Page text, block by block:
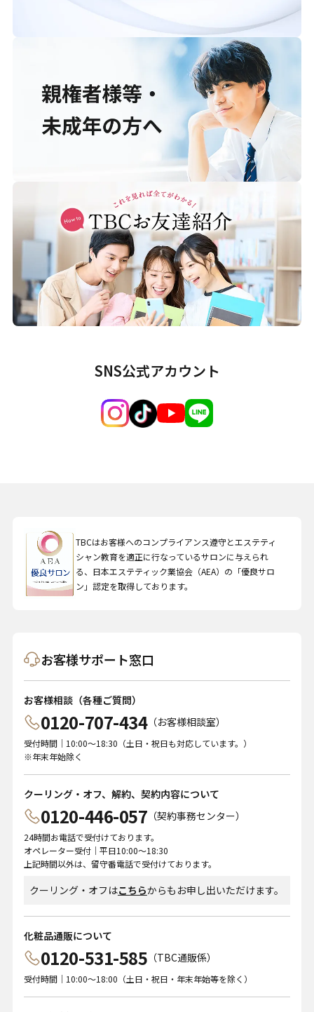
SNS公式アカウント
TBCはお客様へのコンプライアンス遵守とエステティ
シャン教育を適正に行なっているサロンに与えられ
る、日本エステティック業協会（AEA）の「優良サロ
ン」認定を取得しております。
お客様サポート窓口
お客様相談（各種ご質問）
0120-707-434（お客様相談室）
受付時間｜10:00～18:30（土日・祝日も対応しています。）
※年末年始除く
クーリング・オフ、解約、契約内容について
0120-446-057 （契約事務センター）
24時間お電話で受付けております。
オペレーター受付｜平日10:00～18:30
上記時間以外は、留守番電話で受付けております。
クーリング・オフはこちらからもお申し出いただけます。
化粧品通販について
0120-531-585 （TBC通販係）
受付時間｜10:00～18:00（土日・祝日・年末年始等を除く）